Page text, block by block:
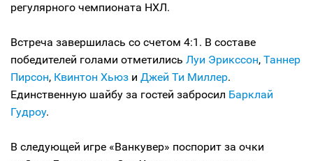
регулярного чемпионата НХЛ.
Встреча завершилась со счетом 4:1. В составе
победителей голами отметились Луи Эрикссон, Таннер
Пирсон, Квинтон Хьюз и Джей Ти Миллер.
Единственную шайбу за гостей забросил Барклай
Гудроу.
В следующей игре «Ванкувер» поспорит за очки